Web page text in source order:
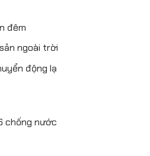
đêm
ngoài trời
động lạ
chống nước